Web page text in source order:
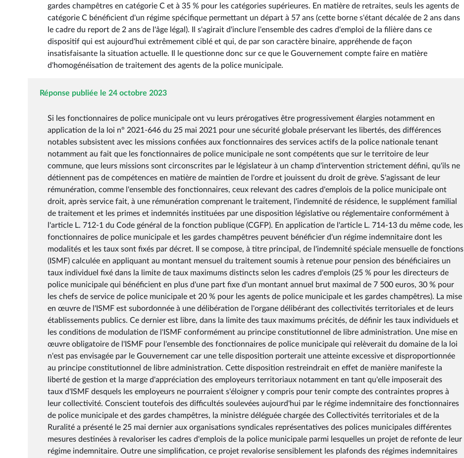
gardes champêtres en catégorie C et à 35 % pour les catégories supérieures. En matière de retraites, seuls les agents de
catégorie C bénéficient d'un régime spécifique permettant un départ à 57 ans (cette borne s'étant décalée de 2 ans dans
le cadre du report de 2 ans de l'âge légal). Il s'agirait d'inclure l'ensemble des cadres d'emploi de la filière dans ce
dispositif qui est aujourd'hui extrêmement ciblé et qui, de par son caractère binaire, appréhende de façon
insatisfaisante la situation actuelle. Il le questionne donc sur ce que le Gouvernement compte faire en matière
d'homogénéisation de traitement des agents de la police municipale.
Réponse publiée le 24 octobre 2023
Si les fonctionnaires de police municipale ont vu leurs prérogatives être progressivement élargies notamment en
application de la loi n° 2021-646 du 25 mai 2021 pour une sécurité globale préservant les libertés, des différences
notables subsistent avec les missions confiées aux fonctionnaires des services actifs de la police nationale tenant
notamment au fait que les fonctionnaires de police municipale ne sont compétents que sur le territoire de leur
commune, que leurs missions sont circonscrites par le législateur à un champ d'intervention strictement défini, qu'ils ne
détiennent pas de compétences en matière de maintien de l'ordre et jouissent du droit de grève. S'agissant de leur
rémunération, comme l'ensemble des fonctionnaires, ceux relevant des cadres d'emplois de la police municipale ont
droit, après service fait, à une rémunération comprenant le traitement, l'indemnité de résidence, le supplément familial
de traitement et les primes et indemnités instituées par une disposition législative ou réglementaire conformément à
l'article L. 712-1 du Code général de la fonction publique (CGFP). En application de l'article L. 714-13 du même code, les
fonctionnaires de police municipale et les gardes champêtres peuvent bénéficier d'un régime indemnitaire dont les
modalités et les taux sont fixés par décret. Il se compose, à titre principal, de l'indemnité spéciale mensuelle de fonctions
(ISMF) calculée en appliquant au montant mensuel du traitement soumis à retenue pour pension des bénéficiaires un
taux individuel fixé dans la limite de taux maximums distincts selon les cadres d'emplois (25 % pour les directeurs de
police municipale qui bénéficient en plus d'une part fixe d'un montant annuel brut maximal de 7 500 euros, 30 % pour
les chefs de service de police municipale et 20 % pour les agents de police municipale et les gardes champêtres). La mise
en œuvre de l'ISMF est subordonnée à une délibération de l'organe délibérant des collectivités territoriales et de leurs
établissements publics. Ce dernier est libre, dans la limite des taux maximums précités, de définir les taux individuels et
les conditions de modulation de l'ISMF conformément au principe constitutionnel de libre administration. Une mise en
œuvre obligatoire de l'ISMF pour l'ensemble des fonctionnaires de police municipale qui relèverait du domaine de la loi
n'est pas envisagée par le Gouvernement car une telle disposition porterait une atteinte excessive et disproportionnée
au principe constitutionnel de libre administration. Cette disposition restreindrait en effet de manière manifeste la
liberté de gestion et la marge d'appréciation des employeurs territoriaux notamment en tant qu'elle imposerait des
taux d'ISMF desquels les employeurs ne pourraient s'éloigner y compris pour tenir compte des contraintes propres à
leur collectivité. Conscient toutefois des difficultés soulevées aujourd'hui par le régime indemnitaire des fonctionnaires
de police municipale et des gardes champêtres, la ministre déléguée chargée des Collectivités territoriales et de la
Ruralité a présenté le 25 mai dernier aux organisations syndicales représentatives des polices municipales différentes
mesures destinées à revaloriser les cadres d'emplois de la police municipale parmi lesquelles un projet de refonte de leur
régime indemnitaire. Outre une simplification, ce projet revalorise sensiblement les plafonds des régimes indemnitaires